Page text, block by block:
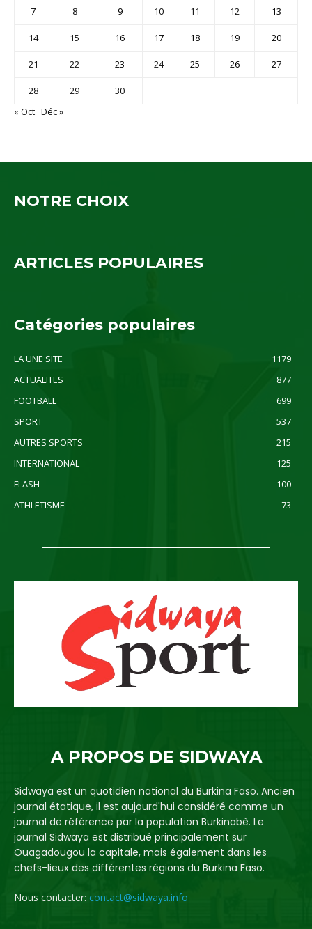
7 8 9 10 11 12 13
14 15 16 17 18 19 20
21 22 23 24 25 26 27
28 29
30
« Oct Déc »
NOTRE CHOIX
ARTICLES POPULAIRES
Catégories populaires
LA UNE SITE
1179
ACTUALITES
877
FOOTBALL
699
SPORT
537
AUTRES SPORTS
215
INTERNATIONAL
125
FLASH
100
ATHLETISME
73
A PROPOS DE SIDWAYA
Sidwaya est un quotidien national du Burkina Faso. Ancien
journal étatique, il est aujourd'hui considéré comme un
journal de référence par la population Burkinabè. Le
journal Sidwaya est distribué principalement sur
Ouagadougou la capitale, mais également dans les
chefs-lieux des différentes régions du Burkina Faso.
Nous contacter: contact@sidwaya.info